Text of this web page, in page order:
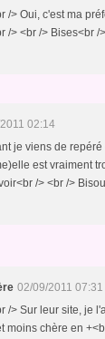
/> Oui, c'est ma
/> <br /> Bises<br /
02:14
je viens de
est vraiment
/> <br />
02/09/2011 07:31
/> Sur leur site, je
moins chère en